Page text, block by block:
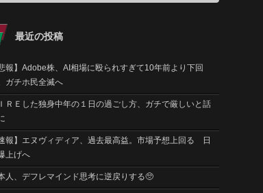
最近の投稿
悲報】Adobe株、AI相場に殴られすぎて10年前より下回
ガチホ民全滅へ
ＲＥした独身中年の１日の過ごし方、ガチで厳しいと話
速報】エヌヴィディア、過去最高益。市場予想上回る 日
上げへ
人、デフレマインド思考に逆戻りする🥺